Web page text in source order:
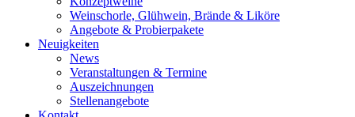
Weinschorle, Glühwein, Brände & Liköre
Angebote & Probierpakete
Neuigkeiten
News
Veranstaltungen & Termine
Auszeichnungen
Stellenangebote